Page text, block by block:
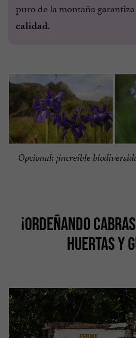
puro de la montaña
calidad.
Opcional: ¡increíble
¡ORDEÑANDO
HUERTAS Y